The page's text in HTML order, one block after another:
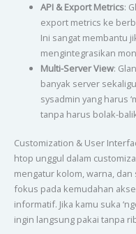
API & Export Metrics:
export metrics ke
Ini sangat membantu
mengintegrasikan
Multi-Server View:
banyak server
sysadmin yang harus
tanpa harus bolak-
Customization & User
htop unggul dalam
mengatur kolom, warna,
fokus pada kemudahan
informatif. Jika kamu suka
ingin langsung pakai tanpa